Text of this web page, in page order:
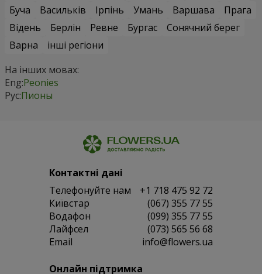
Буча
Васильків Ірпінь Умань Варшава
Прага
Відень
Берлін Ревне Бургас
Сонячний берег
Варна
інші регіони
На інших мовах:
Eng:Peonies
Рус:Пионы
Контактні дані
Телефонуйте нам
+1 718 475 92 72
Київстар
(067) 355 77 55
Водафон
(099) 355 77 55
Лайфсел
(073) 565 56 68
Email
info@flowers.ua
Онлайн підтримка